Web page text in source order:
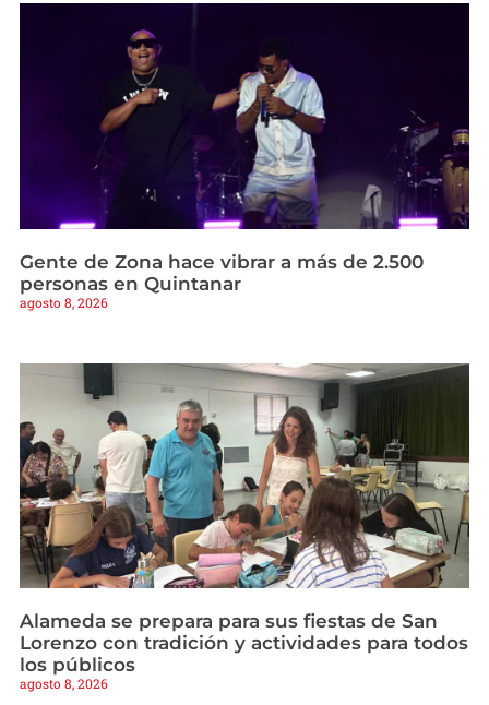
Gente de Zona hace vibrar a más de 2.500
personas en Quintanar
agosto 8, 2026
Alameda se prepara para sus fiestas de San
Lorenzo con tradición y actividades para todos
los públicos
agosto 8, 2026